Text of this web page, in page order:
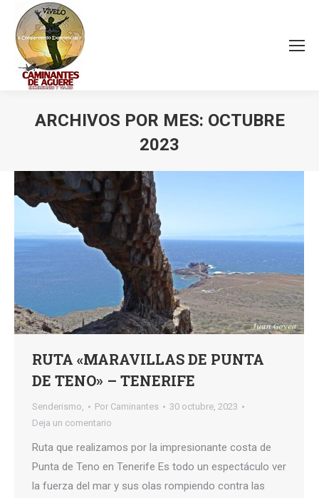
ARCHIVOS POR MES: OCTUBRE
2023
RUTA «MARAVILLAS DE PUNTA
DE TENO» – TENERIFE
Senderismo, Por Caminantes
30 octubre, 2023
Deja un comentario
Ruta que realizamos por la impresionante costa de
Punta de Teno en Tenerife Es todo un espectáculo ver
la fuerza del mar y sus olas rompiendo contra las